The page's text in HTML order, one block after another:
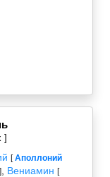
]
[Аполлоний
] Вениамин [